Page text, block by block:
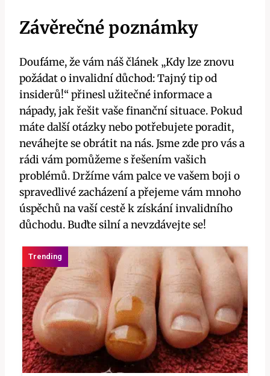
Závěrečné poznámky
Doufáme, že vám náš článek „Kdy lze znovu
požádat o invalidní důchod: Tajný tip od
insiderů!“ přinesl užitečné informace a
nápady, jak řešit vaše finanční situace. Pokud
máte další otázky nebo potřebujete poradit,
neváhejte se obrátit na nás. Jsme zde pro vás a
rádi vám pomůžeme s řešením vašich
problémů. Držíme vám palce ve vašem boji o
spravedlivé zacházení a přejeme vám mnoho
úspěchů na vaší cestě k získání invalidního
důchodu. Buďte silní a nevzdávejte se!